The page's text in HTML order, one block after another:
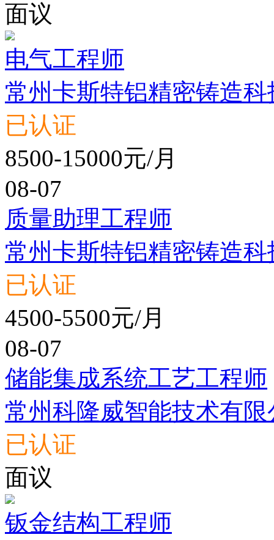
面议
电气工程师
常州卡斯特铝精密铸造
已认证
8500-15000元/月
08-07
质量助理工程师
常州卡斯特铝精密铸造
已认证
4500-5500元/月
08-07
储能集成系统工艺工程师
常州科隆威智能技术有限
已认证
面议
钣金结构工程师